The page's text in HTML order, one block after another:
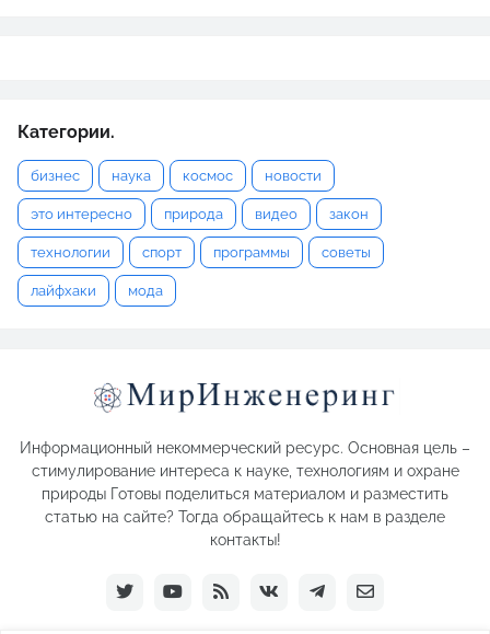
Категории.
бизнес наука космос новости
это интересно природа видео закон
технологии спорт программы советы
лайфхаки мода
Информационный некоммерческий ресурс. Основная цель –
стимулирование интереса к науке, технологиям и охране
природы Готовы поделиться материалом и разместить
статью на сайте? Тогда обращайтесь к нам в разделе
контакты!